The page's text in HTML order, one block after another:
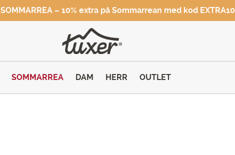
SOMMARREA – 10% extra på Sommarrean med kod EXTRA10
SOMMARREA DAM HERR OUTLET